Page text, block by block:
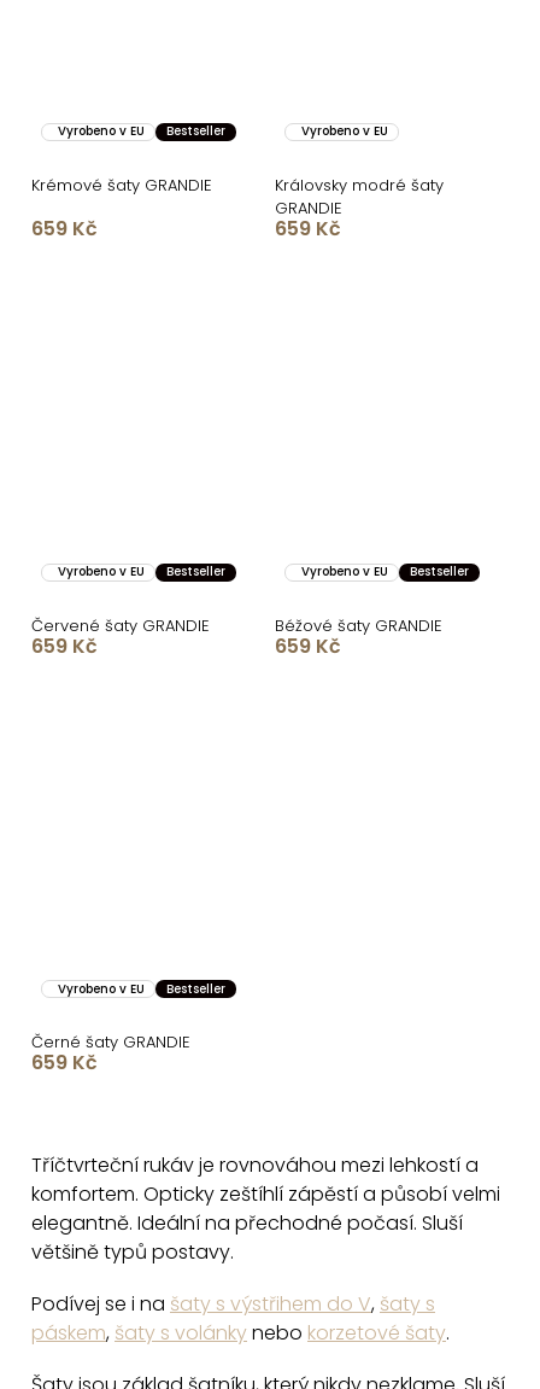
Vyrobeno v EU Bestseller
Krémové šaty GRANDIE
659 Kč
Vyrobeno v EU
Královsky modré šaty
GRANDIE
659 Kč
Vyrobeno v EU Bestseller
Červené šaty GRANDIE
659 Kč
Vyrobeno v EU Bestseller
Béžové šaty GRANDIE
659 Kč
Vyrobeno v EU Bestseller
Černé šaty GRANDIE
659 Kč
l
á
c
í
Tříčtvrteční rukáv je rovnováhou mezi lehkostí a
komfortem. Opticky zeštíhlí zápěstí a působí velmi
elegantně. Ideální na přechodné počasí. Sluší
většině typů postavy.
Podívej se i na šaty s výstřihem do V, šaty s
páskem, šaty s volánkynebo korzetové šaty.